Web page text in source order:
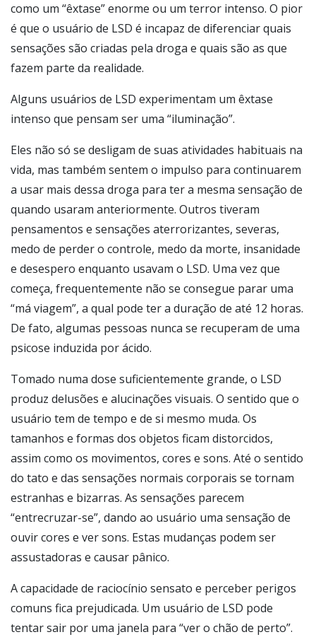
como um “êxtase” enorme ou um terror intenso. O pior
é que o usuário de LSD é incapaz de diferenciar quais
sensações são criadas pela droga e quais são as que
fazem parte da realidade.
Alguns usuários de LSD experimentam um êxtase
intenso que pensam ser uma “iluminação”.
Eles não só se desligam de suas atividades habituais na
vida, mas também sentem o impulso para continuarem
a usar mais dessa droga para ter a mesma sensação de
quando usaram anteriormente. Outros tiveram
pensamentos e sensações aterrorizantes, severas,
medo de perder o controle, medo da morte, insanidade
e desespero enquanto usavam o LSD. Uma vez que
começa, frequentemente não se consegue parar uma
“má viagem”, a qual pode ter a duração de até 12 horas.
De fato, algumas pessoas nunca se recuperam de uma
psicose induzida por ácido.
Tomado numa dose suficientemente grande, o LSD
produz delusões e alucinações visuais. O sentido que o
usuário tem de tempo e de si mesmo muda. Os
tamanhos e formas dos objetos ficam distorcidos,
assim como os movimentos, cores e sons. Até o sentido
do tato e das sensações normais corporais se tornam
estranhas e bizarras. As sensações parecem
“entrecruzar-se”, dando ao usuário uma sensação de
ouvir cores e ver sons. Estas mudanças podem ser
assustadoras e causar pânico.
A capacidade de raciocínio sensato e perceber perigos
comuns fica prejudicada. Um usuário de LSD pode
tentar sair por uma janela para “ver o chão de perto”.